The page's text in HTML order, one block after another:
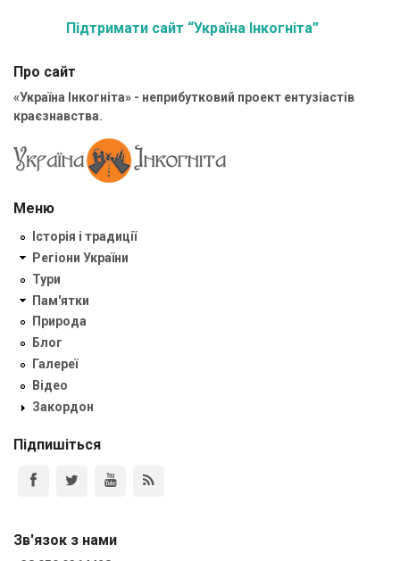
Підтримати сайт “Україна Інкогніта”
Про сайт
«Україна Інкогніта» - неприбутковий проект ентузіастів
краєзнавства.
Меню
Історія і традиції
Регіони України
Тури
Пам'ятки
Природа
Блог
Галереї
Відео
Закордон
Підпишіться
Зв'язок з нами